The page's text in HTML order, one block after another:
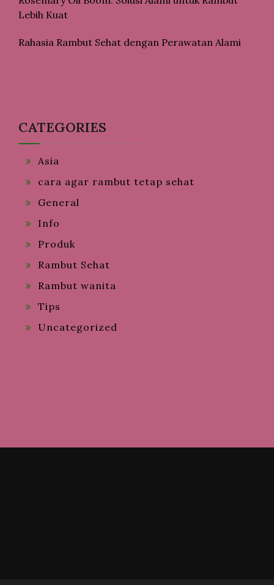
Lebih Kuat
Rahasia Rambut Sehat dengan Perawatan Alami
CATEGORIES
Asia
cara agar rambut tetap sehat
General
Info
Produk
Rambut Sehat
Rambut wanita
Tips
Uncategorized